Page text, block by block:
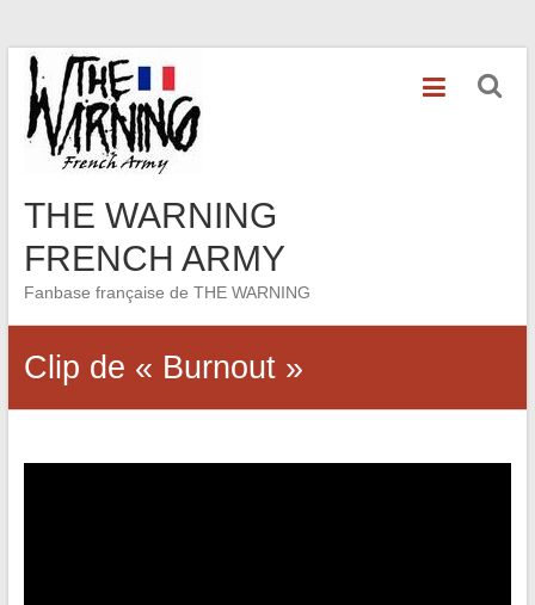
Skip
content
THE WARNING
FRENCH ARMY
Fanbase française de THE WARNING
Clip de « Burnout »